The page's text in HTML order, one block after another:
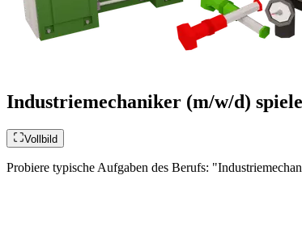
Industriemechaniker (m/w/d)
Vollbild
Probiere typische Aufgaben des Berufs: